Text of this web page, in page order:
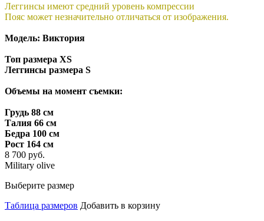
Леггинсы имеют средний уровень компрессии
Пояс может незначительно отличаться от изображения.
Модель: Виктория
Топ размера XS
Леггинсы размера S
Объемы на момент съемки:
Грудь 88 см
Талия 66 см
Бедра 100 см
Рост 164 см
8 700 руб.
Military olive
Выберите размер
Таблица размеров Добавить в корзину